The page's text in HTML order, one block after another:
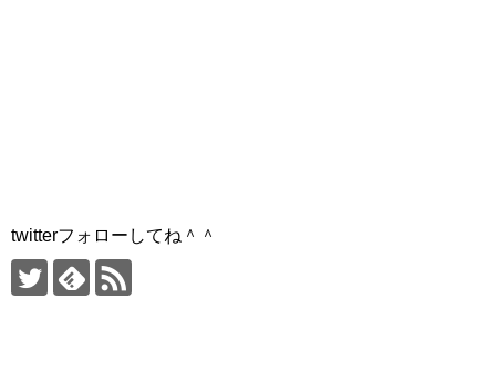
twitterフォローしてね＾＾